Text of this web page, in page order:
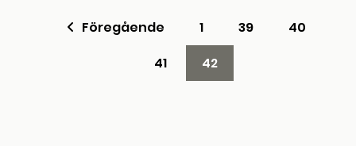
Föregående 1 39
40
41
42